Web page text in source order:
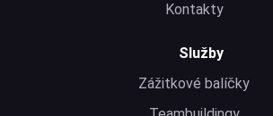
Kontakty
Služby
Zážitkové balíčky